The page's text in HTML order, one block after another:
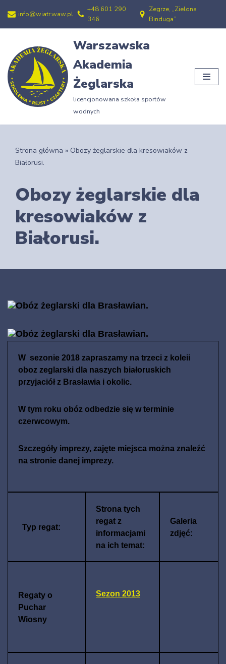
Przejdź
treści
info@wiatr.waw.pl
+48 601 290
346
Zegrze, „Zielona
Binduga”
Warszawska
Akademia
Żeglarska
licencjonowana szkoła sportów
wodnych
Strona główna » Obozy żeglarskie dla kresowiaków z
Białorusi.
Obozy żeglarskie dla
kresowiaków z
Białorusi.
Obóz żeglarski dla Brasławian.
Obóz żeglarski dla Brasławian.
W sezonie 2018 zapraszamy na trzeci z koleii
oboz zeglarski dla naszych białoruskich
przyjaciół z Brasławia i okolic.
W tym roku obóz odbedzie się w terminie
czerwcowym.
Szczegóły imprezy, zajęte miejsca można znaleźć
na stronie danej imprezy.
Typ regat:
Strona tych
regat z
informacjami
na ich temat:
Galeria
zdjęć:
Regaty o
Puchar
Wiosny
Sezon 2013